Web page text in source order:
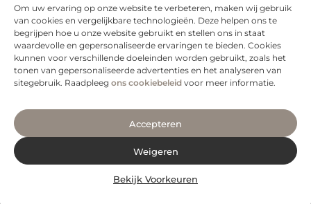
Om uw ervaring op onze website te verbeteren, maken wij gebruik
van cookies en vergelijkbare technologieën. Deze helpen ons te
begrijpen hoe u onze website gebruikt en stellen ons in staat
waardevolle en gepersonaliseerde ervaringen te bieden. Cookies
kunnen voor verschillende doeleinden worden gebruikt, zoals het
tonen van gepersonaliseerde advertenties en het analyseren van
sitegebruik. Raadpleeg ons cookiebeleid voor meer informatie.
Accepteren
Weigeren
Bekijk Voorkeuren
Slangenboor voor boren in hout
Een slangenboor is een gereedschap dat wordt
gebruikt om gaten in hout te boren. Het is een
handgereedschap met een